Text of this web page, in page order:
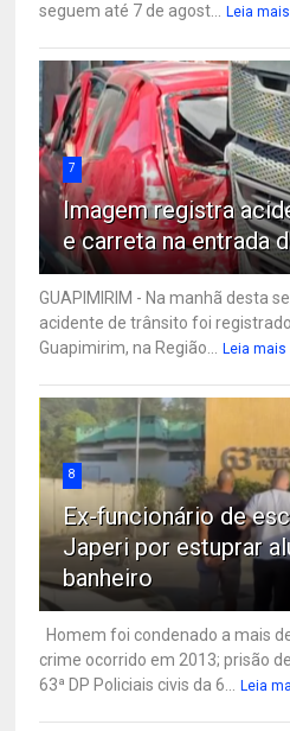
seguem até 7 de agost...
Leia mais
7
Imagem registra
e carreta na entrada
GUAPIMIRIM - Na manhã desta
acidente de trânsito foi
Guapimirim, na Região...
Leia mais
8
Ex-funcionário de
Japeri por estuprar
banheiro
Homem foi condenado a mais
crime ocorrido em 2013; prisão
63ª DP Policiais civis da 6...
Leia